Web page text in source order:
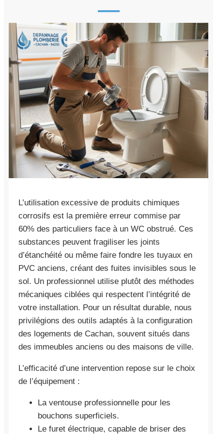
L’utilisation excessive de produits chimiques
corrosifs est la première erreur commise par
60% des particuliers face à un WC obstrué. Ces
substances peuvent fragiliser les joints
d’étanchéité ou même faire fondre les tuyaux en
PVC anciens, créant des fuites invisibles sous le
sol. Un professionnel utilise plutôt des méthodes
mécaniques ciblées qui respectent l’intégrité de
votre installation. Pour un résultat durable, nous
privilégions des outils adaptés à la configuration
des logements de Cachan, souvent situés dans
des immeubles anciens ou des maisons de ville.
L’efficacité d’une intervention repose sur le choix
de l’équipement :
La ventouse professionnelle pour les
bouchons superficiels.
Le furet électrique, capable de briser des